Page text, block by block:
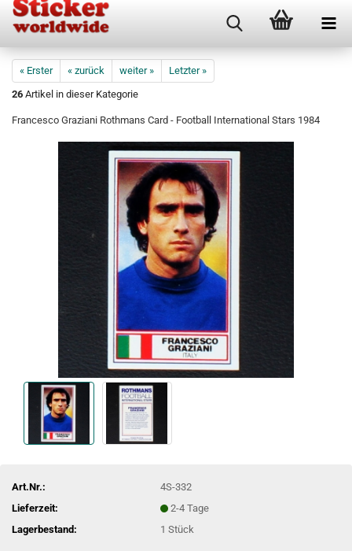
« Erster « zurück weiter »
Letzter »
26 Artikel in dieser Kategorie
Francesco Graziani Rothmans Card - Football International Stars 1984
Art.Nr.:
4S-332
Lieferzeit:
2-4 Tage
Lagerbestand:
1Stück